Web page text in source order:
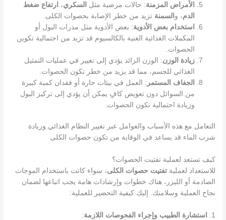
الأمراض المزمنة: حالات مرضية مثل السكري، ارتفاع ضغط
الدم، و السمنة تزيد من خطر الإصابة بحصوات الكلى.
استخدام بعض الأدوية: بعض الأدوية مثل مدرات البول أو
المكملات الغذائية الغنية بالكالسيوم قد تزيد من احتمالية تكوين
الحصوات.
زيادة الوزن: الوزن الزائد يؤدي إلى تغيير في عمليات التمثيل
الغذائي للجسم، مما قد يزيد من خطر تكون الحصوات.
الجفاف المستمر : العمل في بيئات حارة أو فقدان كمية كبيرة
من السوائل دون تعويض كافٍ يمكن أن يؤدي إلى تركيز البول
وزيادة احتمالية تكون الحصوات.
التعامل مع هذه الأسباب والعوامل عبر تغيير النظام الغذائي وزيادة
شرب الماء قد يساعد في الوقاية من تكون حصوات الكلى
كيف تستعد لعملية تفتيت الحصوات؟
للاستعداد لعمليةتفتيت حصوات الكلى، سواء كانت باستخدام الموجات
الصادمة أو الليزر، هناك خطوات وإرشادات هامة يجب اتباعها لضمان
نجاح العملية وسلامتك. إليك كيفية التحضير للعملية:
1. استشارة الطبيب وإجراء الفحوصات اللازمة: